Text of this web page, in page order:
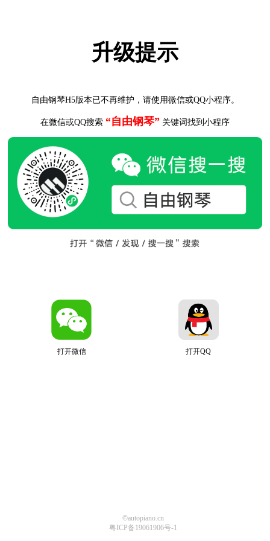
升级提示
自由钢琴H5版本已不再维护，请使用微信或QQ小程序。
在微信或QQ搜索 “自由钢琴” 关键词找到小程序
打开微信 打开QQ
©autopiano.cn
粤ICP备19061906号-1